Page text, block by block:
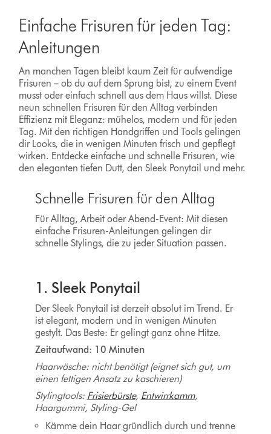
Einfache Frisuren für jeden Tag:
Anleitungen
An manchen Tagen bleibt kaum Zeit für aufwendige
Frisuren – ob du auf dem Sprung bist, zu einem Event
musst oder einfach schnell aus dem Haus willst. Diese
neun schnellen Frisuren für den Alltag verbinden
Effizienz mit Eleganz: mühelos, modern und für jeden
Tag. Mit den richtigen Handgriffen und Tools gelingen
dir Looks, die in wenigen Minuten frisch und gepflegt
wirken. Entdecke einfache und schnelle Frisuren, wie
den eleganten tiefen Dutt, den Sleek Ponytail und mehr.
Schnelle Frisuren für den Alltag
Für Alltag, Arbeit oder Abend-Event: Mit diesen
einfache Frisuren-Anleitungen gelingen dir
schnelle Stylings, die zu jeder Situation passen.
1. Sleek Ponytail
Der Sleek Ponytail ist derzeit absolut im Trend. Er
ist elegant, modern und in wenigen Minuten
gestylt. Das Beste: Er gelingt ganz ohne Hitze.
Zeitaufwand: 10 Minuten
Haarwäsche: nicht benötigt (eignet sich gut, um
einen fettigen Ansatz zu kaschieren)
Stylingtools: Frisierbürste, Entwirrkamm,
Haargummi, Styling-Gel
Kämme dein Haar gründlich durch und trenne